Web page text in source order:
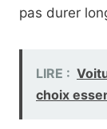
pas durer
LIRE :
choix